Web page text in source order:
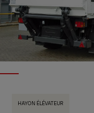
HAYON ÉLÉVATEUR